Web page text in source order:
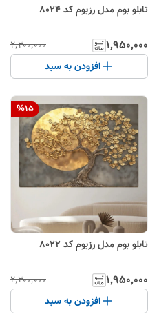
تابلو بوم مدل رزبوم کد 8024
۱٬۹۵۰٬۰۰۰ ۲٬۳۰۰٬۰۰۰
افزودن به سبد
%15
تابلو بوم مدل رزبوم کد 8022
۱٬۹۵۰٬۰۰۰ ۲٬۳۰۰٬۰۰۰
افزودن به سبد